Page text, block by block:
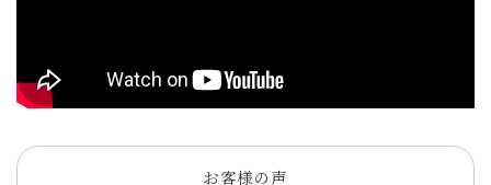
お客様の声